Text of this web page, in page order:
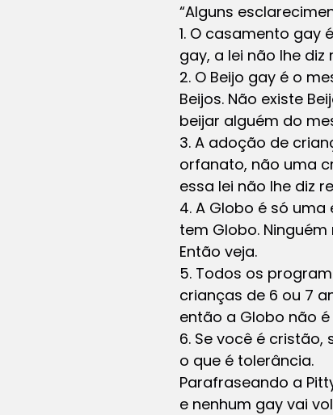
“Alguns
1. O casamento gay
gay, a lei não lhe diz
2. O Beijo gay é o
Beijos. Não existe
beijar alguém do
3. A adoção de
orfanato, não uma
essa lei não lhe diz
4. A Globo é só uma
tem Globo.
Então veja.
5. Todos os
crianças de 6 ou 7
então a Globo não
6. Se você é
o que é tolerância.
Parafraseando a
e nenhum gay vai